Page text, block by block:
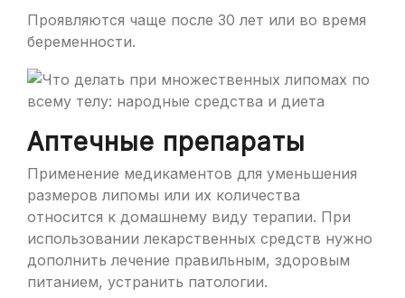
Проявляются чаще после 30 лет или во время
беременности.
Аптечные препараты
Применение медикаментов для уменьшения
размеров липомы или их количества
относится к домашнему виду терапии. При
использовании лекарственных средств нужно
дополнить лечение правильным, здоровым
питанием, устранить патологии.